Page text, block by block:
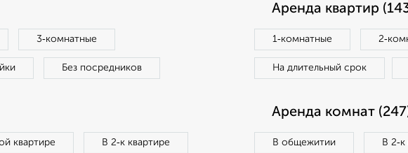
3‑комнатные
Без посредников
Аренда квартир
1‑комнатные
На длительный срок
квартире В 2‑к квартире
Аренда комнат
В общежитии В